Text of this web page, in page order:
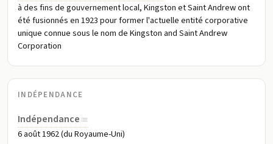
à des fins de gouvernement local, Kingston et Saint Andrew ont
été fusionnés en 1923 pour former l'actuelle entité corporative
unique connue sous le nom de Kingston and Saint Andrew
Corporation
INDÉPENDANCE
Indépendance
6 août 1962 (du Royaume-Uni)